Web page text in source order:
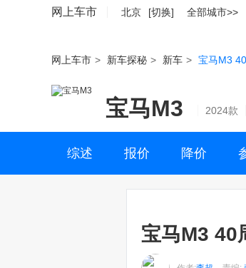
网上车市 北京 [切换] 全部城市>>
网上车市 > 新车探秘 > 新车 > 宝马M3
宝马M3 2024款
综述 报价 降价
宝马M3 40